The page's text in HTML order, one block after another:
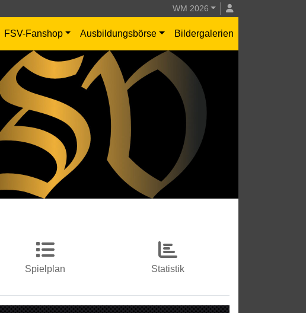
WM 2026
FSV-Fanshop Ausbildungsbörse Bildergalerien
Spielplan Statistik